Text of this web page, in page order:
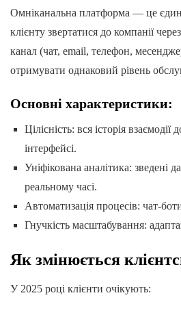
Омніканальна платформа — це
клієнту звертатися до компанії
канал (чат, email, телефон,
отримувати однаковий рівень
Основні характеристики:
Цілісність: вся історія
інтерфейсі.
Уніфікована аналітика: зведені
реальному часі.
Автоматизація процесів: чат-
Гнучкість масштабування:
Як змінюється
У 2025 році клієнти очікують: